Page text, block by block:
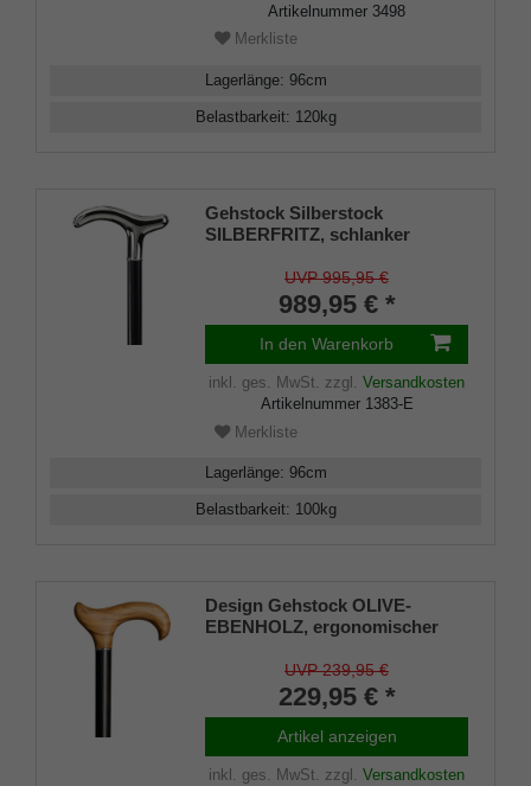
Artikelnummer 3498
Merkliste
Lagerlänge: 96cm
Belastbarkeit: 120kg
Gehstock Silberstock
SILBERFRITZ, schlanker
echtem 925/1000 Sterlingsilber,
aufgesetzt auf einen Stock aus
edlem Makassar Ebenholz,
inklusiv Schlankpuffer.
UVP 995,95 €
989,95 € *
In den Warenkorb
inkl. ges. MwSt. zzgl. Versandkosten
Artikelnummer 1383-E
Merkliste
Lagerlänge: 96cm
Belastbarkeit: 100kg
Design Gehstock OLIVE-
EBENHOLZ, ergonomischer
Stock aus feinem Ebenholz,
handpoliert und geölt, inkl.
Gummipuffer
UVP 239,95 €
229,95 € *
Artikel anzeigen
inkl. ges. MwSt. zzgl. Versandkosten